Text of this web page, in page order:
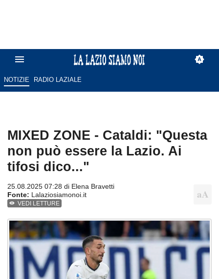
NOTIZIE RADIO LAZIALE
MIXED ZONE - Cataldi: "Questa
non può essere la Lazio. Ai
tifosi dico..."
25.08.2025 07:28 di Elena Bravetti
Fonte: Lalaziosiamonoi.it
VEDI LETTURE